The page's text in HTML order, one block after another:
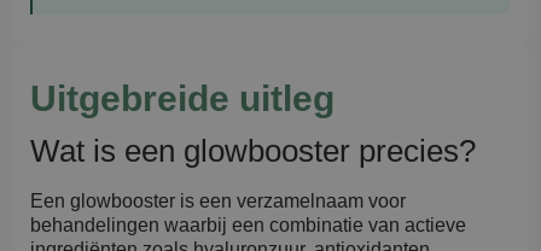
Uitgebreide uitleg
Wat is een glowbooster precies?
Een glowbooster is een verzamelnaam voor
behandelingen waarbij een combinatie van actieve